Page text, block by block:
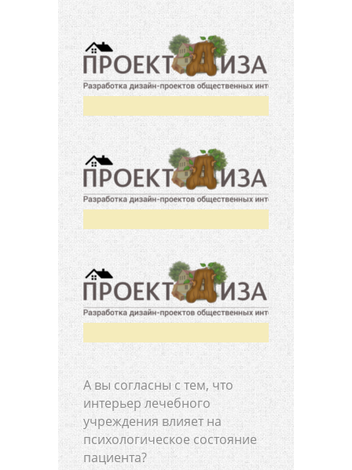
А вы согласны с тем, что
интерьер лечебного
учреждения влияет на
психологическое состояние
пациента?